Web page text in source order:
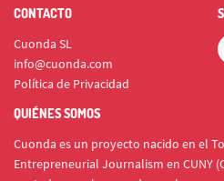
CONTACTO
Cuonda SL
info@cuonda.com
Política de Privacidad
QUIÉNES SOMOS
Cuonda es un proyecto nacido en el
Entrepreneurial Journalism en CUNY